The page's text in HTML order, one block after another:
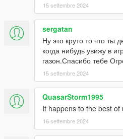
15 settembre 2024
sergatan
Ну это круто то что ты
когда нибудь увижу в
газон.Спасибо тебе
15 settembre 2024
QuasarStorm1995
It happens to the best of
16 settembre 2024